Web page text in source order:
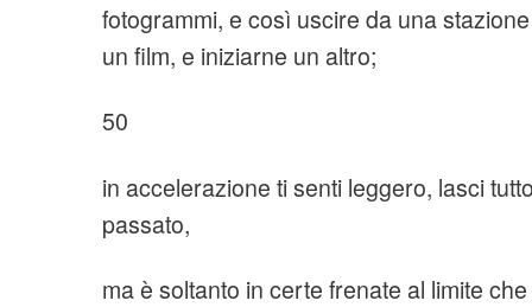
fotogrammi, e così uscire da una
un film, e iniziarne un altro;
50
in accelerazione ti senti leggero, lasci
passato,
ma è soltanto in certe frenate al limite